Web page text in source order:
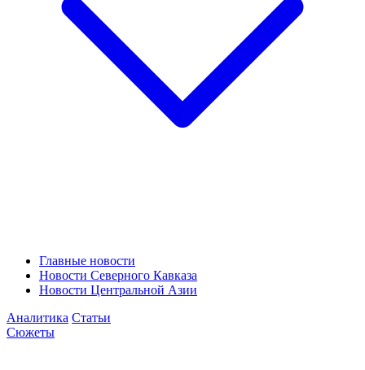
Главные новости
Новости Северного Кавказа
Новости Центральной Азии
Аналитика Статьи
Сюжеты